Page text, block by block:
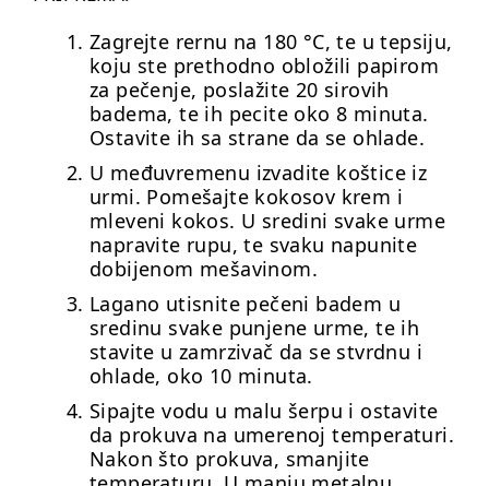
Zagrejte rernu na 180 °C, te u tepsiju,
koju ste prethodno obložili papirom
za pečenje, poslažite 20 sirovih
badema, te ih pecite oko 8 minuta.
Ostavite ih sa strane da se ohlade.
U međuvremenu izvadite koštice iz
urmi. Pomešajte kokosov krem i
mleveni kokos. U sredini svake urme
napravite rupu, te svaku napunite
dobijenom mešavinom.
Lagano utisnite pečeni badem u
sredinu svake punjene urme, te ih
stavite u zamrzivač da se stvrdnu i
ohlade, oko 10 minuta.
Sipajte vodu u malu šerpu i ostavite
da prokuva na umerenoj temperaturi.
Nakon što prokuva, smanjite